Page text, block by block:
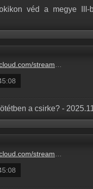
véd a megye
ved-a-megye-iii-ban-a-veteran-kapus-felhivtuk-jozsi-bacsit-5.mp3
a csirke? -
4-tenyleg-vilagithat-a-sotetben-a-csirke-4.mp3